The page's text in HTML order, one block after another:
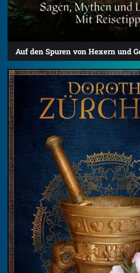
Auf den Spuren von Hexern und